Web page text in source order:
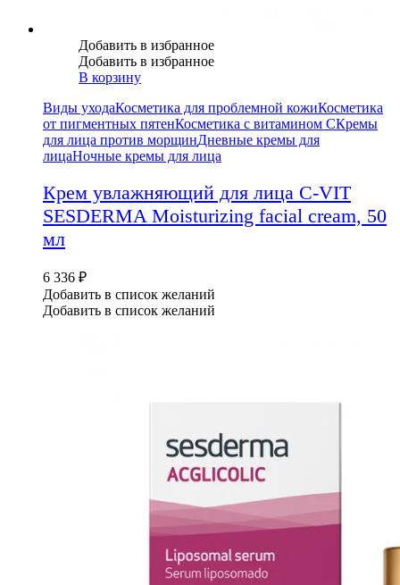
Добавить в избранное
Добавить в избранное
В корзину
Виды уходаКосметика для проблемной кожиКосметика
от пигментных пятенКосметика с витамином СКремы
для лица против морщинДневные кремы для
лицаНочные кремы для лица
Крем увлажняющий для лица C-VIT
SESDERMA Moisturizing facial cream, 50
мл
6 336 ₽
Добавить в список желаний
Добавить в список желаний